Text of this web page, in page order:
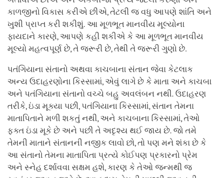
કાળજીનો વિકાસ કરીએ છીએ, તેટલી જ વધુ આપણે શાંતિ અને
ખુશી પ્રાપ્ત કરી શકીશું. આ મૂળભૂત માનવીય મૂલ્યોના
ફાયદાને કારણે, આપણે કહી શકીએ કે આ મૂળભૂત માનવીય
મૂલ્યો મહત્વપૂર્ણ છે, તે જરૂરી છે, તેથી તે જરૂરી ગુણો છે.
પતંગિયાના સંતાનો અથવા કાચબાના સંતાન જેવા કેટલાક
અન્ય ઉદાહરણોના કિસ્સામાં, એવું લાગે છે કે માતા અને કાચબા
અને પતંગિયાના સંતાનો વચ્ચે બહુ અવલંબન નથી. ઉદાહરણ
તરીકે, ઇંડા મૂક્યા પછી, પતંગિયાના કિસ્સામાં, સંતાન તેમના
માતાપિતાને મળી શકતું નથી, અને કાચબાના કિસ્સામાં, તેઓ
ફક્ત ઇંડા મૂકે છે અને પછી તે અદૃશ્ય થઈ જાય છે. જો તમે
તેમની માતાને સંતાનની નજીક લાવો છો, તો પણ મને શંકા છે કે
આ સંતાનો તેમના માતાપિતા પ્રત્યે કોઈપણ પ્રકારનો પ્રેમ
અને સ્નેહ દર્શાવવા સક્ષમ હશે, કારણ કે તેઓ જન્મથી જ